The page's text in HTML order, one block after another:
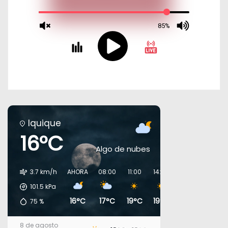
Iquique
16°C Algo de nubes
3.7 km/h
101.5 kPa
75 %
AHORA
16°C
08:00
17°C
11:00
19°C
14:00
19°C
8 de agosto